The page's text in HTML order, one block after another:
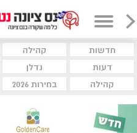
חדשות קהילה
דעות
נדלן
קהילה
בחירות 2026